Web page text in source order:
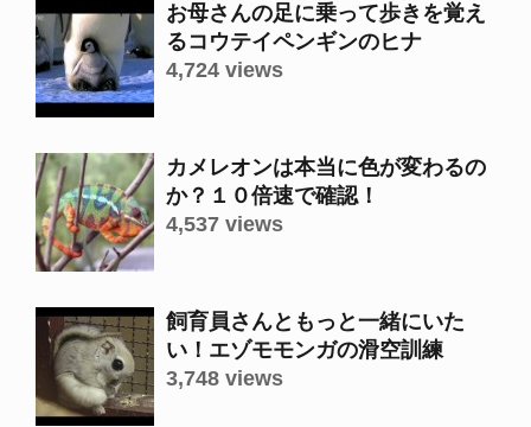
お母さんの足に乗って歩きを覚え
るコウテイペンギンのヒナ
4,724 views
カメレオンは本当に色が変わるの
か？１０倍速で確認！
4,537 views
飼育員さんともっと一緒にいた
い！エゾモモンガの滑空訓練
3,748 views